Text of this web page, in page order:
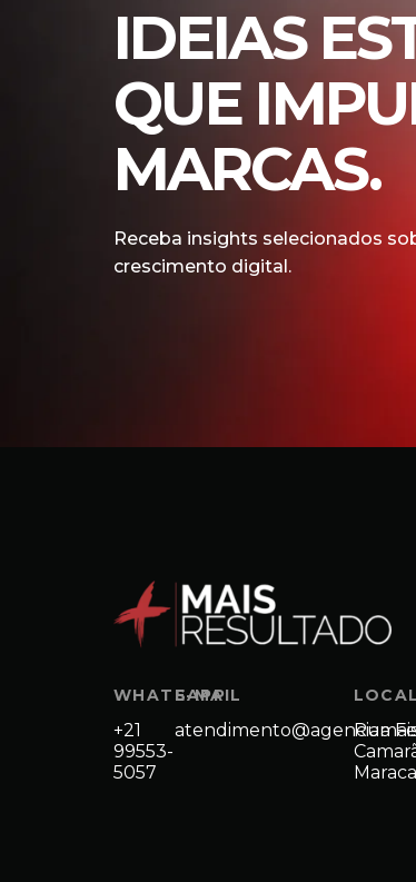
IDEIAS
QUE
MARCAS.
Receba insights selecionados
crescimento digital.
WHATSAPP
+21
99553-
5057
E-MAIL
Rua